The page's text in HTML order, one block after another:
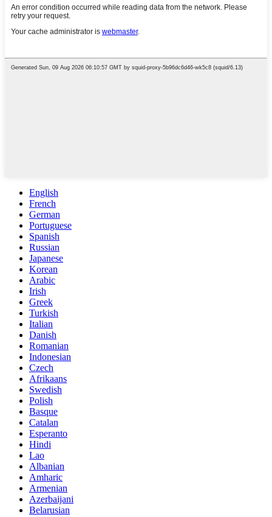
English
French
German
Portuguese
Spanish
Russian
Japanese
Korean
Arabic
Irish
Greek
Turkish
Italian
Danish
Romanian
Indonesian
Czech
Afrikaans
Swedish
Polish
Basque
Catalan
Esperanto
Hindi
Lao
Albanian
Amharic
Armenian
Azerbaijani
Belarusian